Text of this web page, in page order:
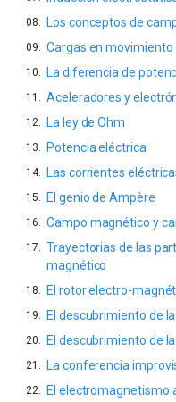
Los conceptos de
Cargas en movimiento
La diferencia de
Aceleradores y
La ley de Ohm
Potencia eléctrica
Las corrientes
El genio de Ampère
Campo magnético y
Trayectorias de las
magnético
El rotor electro-
El descubrimiento de
El descubrimiento de
La conferencia
El electromagnetismo